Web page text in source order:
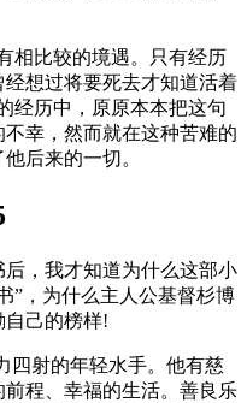
相比较的境遇。只有经历
想过将要死去才知道活着
经历中，原原本本把这句
幸，然而就在这种苦难的
后来的一切。
，我才知道为什么这部小
”，为什么主人公基督杉博
自己的榜样!
四射的年轻水手。他有慈
程、幸福的生活。善良乐